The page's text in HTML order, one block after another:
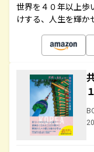
世界を４０年以上歩
けする、人生を輝か